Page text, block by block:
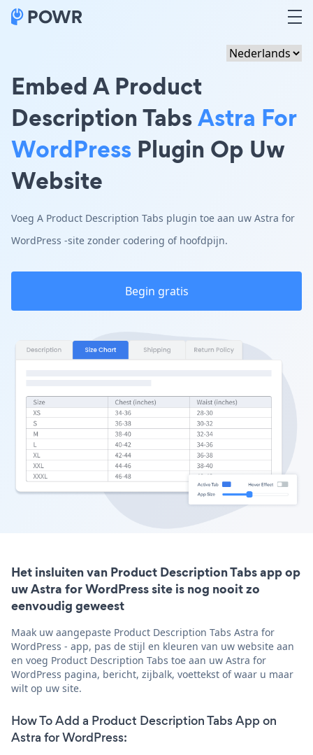
Embed A Product
Description TabsAstra For
WordPress Plugin Op Uw
Website
Voeg A Product Description Tabs plugin toe aan uw Astra for
WordPress -site zonder codering of hoofdpijn.
Begin gratis
Het insluiten van Product Description Tabs app op
uw Astra for WordPress site is nog nooit zo
eenvoudig geweest
Maak uw aangepaste Product Description Tabs Astra for
WordPress - app, pas de stijl en kleuren van uw website aan
en voeg Product Description Tabs toe aan uw Astra for
WordPress pagina, bericht, zijbalk, voettekst of waar u maar
wilt op uw site.
How To Add a Product Description Tabs App on
Astra for WordPress: